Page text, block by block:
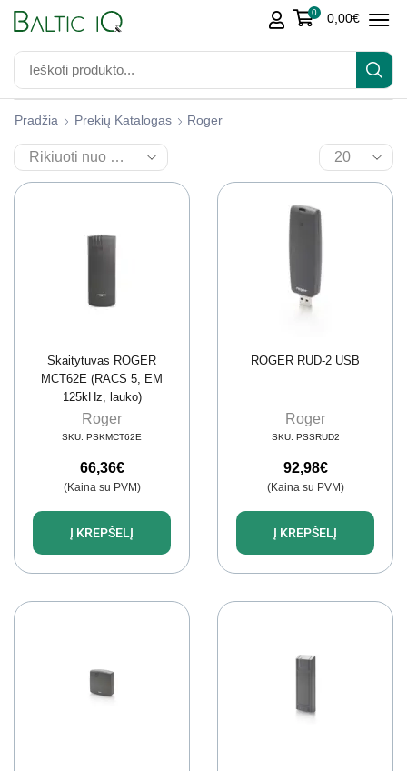
0 0,00€
Pradžia Prekių Katalogas Roger
Skaitytuvas ROGER
MCT62E (RACS 5, EM
125kHz, lauko)
Roger
SKU: PSKMCT62E
66,36€
(Kaina su PVM)
Į KREPŠELĮ
ROGER RUD-2 USB
Roger
SKU: PSSRUD2
92,98€
(Kaina su PVM)
Į KREPŠELĮ